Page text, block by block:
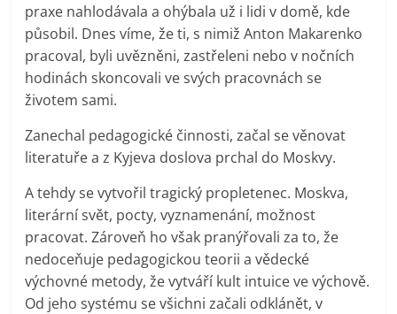
praxe nahlodávala a ohýbala už i lidi v domě, kde
působil. Dnes víme, že ti, s nimiž Anton Makarenko
pracoval, byli uvězněni, zastřeleni nebo v nočních
hodinách skoncovali ve svých pracovnách se
životem sami.
Zanechal pedagogické činnosti, začal se věnovat
literatuře a z Kyjeva doslova prchal do Moskvy.
A tehdy se vytvořil tragický propletenec. Moskva,
literární svět, pocty, vyznamenání, možnost
pracovat. Zároveň ho však pranýřovali za to, že
nedoceňuje pedagogickou teorii a vědecké
výchovné metody, že vytváří kult intuice ve výchově.
Od jeho systému se všichni začali odklánět, v